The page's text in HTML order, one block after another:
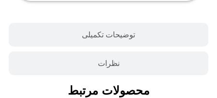
توضیحات تکمیلی
نظرات
محصولات مرتبط